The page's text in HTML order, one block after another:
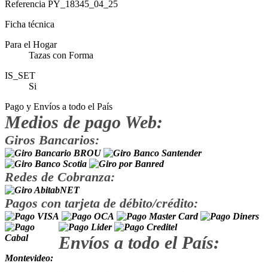
Referencia PY_18345_04_25
Ficha técnica
Para el Hogar
Tazas con Forma
IS_SET
Si
Pago y Envíos a todo el País
Medios de pago Web:
Giros Bancarios:
Redes de Cobranza:
Pagos con tarjeta de débito/crédito:
Envíos a todo el País:
Montevideo: